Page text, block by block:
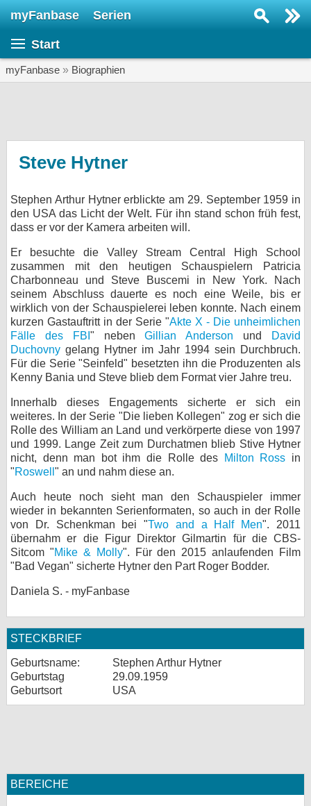
myFanbase Serien
Start
myFanbase » Biographien
Steve Hytner
Stephen Arthur Hytner erblickte am 29. September 1959 in
den USA das Licht der Welt. Für ihn stand schon früh fest,
dass er vor der Kamera arbeiten will.
Er besuchte die Valley Stream Central High School
zusammen mit den heutigen Schauspielern Patricia
Charbonneau und Steve Buscemi in New York. Nach
seinem Abschluss dauerte es noch eine Weile, bis er
wirklich von der Schauspielerei leben konnte. Nach einem
kurzen Gastauftritt in der Serie "Akte X - Die unheimlichen
Fälle des FBI " nebenGillian Anderson und
David
Duchovny gelang Hytner im Jahr 1994 sein Durchbruch.
Für die Serie "Seinfeld" besetzten ihn die Produzenten als
Kenny Bania und Steve blieb dem Format vier Jahre treu.
Innerhalb dieses Engagements sicherte er sich ein
weiteres. In der Serie "Die lieben Kollegen" zog er sich die
Rolle des William an Land und verkörperte diese von 1997
und 1999. Lange Zeit zum Durchatmen blieb Stive Hytner
nicht, denn man bot ihm die Rolle des
Milton Ross in
"Roswell " an und nahm diese an.
Auch heute noch sieht man den Schauspieler immer
wieder in bekannten Serienformaten, so auch in der Rolle
von Dr. Schenkman bei "Two and a Half Men". 2011
übernahm er die Figur Direktor Gilmartin für die CBS-
Sitcom "Mike & Molly". Für den 2015 anlaufenden Film
"Bad Vegan" sicherte Hytner den Part Roger Bodder.
Daniela S. - myFanbase
STECKBRIEF
Geburtsname:
Stephen Arthur Hytner
Geburtstag
29.09.1959
Geburtsort
USA
BEREICHE
KULTUR
Specials
SERVICE
Gewinnspiele
Forum
bei X
bei Facebook
Kontakt
Nutzungsbedingungen
Datenschutz
Cookie-Einstellungen
Impressum
Desktop-Ansicht
myFanbase